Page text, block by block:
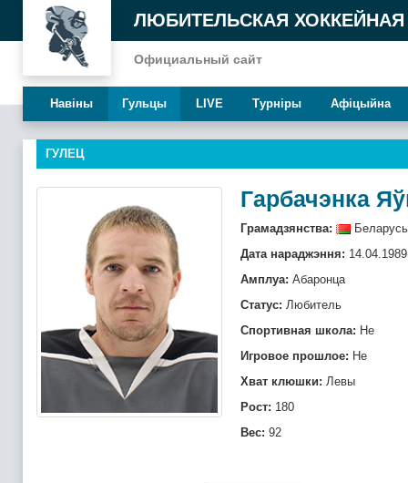
ЛЮБИТЕЛЬСКАЯ ХОККЕЙНАЯ
Официальный сайт
Навiны Гульцы LIVE Турнiры Афiцыйна
ГУЛЕЦ
Гарбачэнка
Грамадзянства:
Беларусь
Дата нараджэння:
Амплуа: Абаронца
Статус: Любитель
Спортивная школа: Не
Игровое прошлое: Не
Хват клюшки: Левы
Рост: 180
Вес: 92